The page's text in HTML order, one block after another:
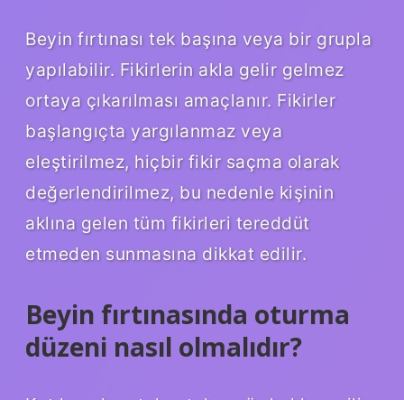
Beyin fırtınası tek başına veya bir grupla
yapılabilir. Fikirlerin akla gelir gelmez
ortaya çıkarılması amaçlanır. Fikirler
başlangıçta yargılanmaz veya
eleştirilmez, hiçbir fikir saçma olarak
değerlendirilmez, bu nedenle kişinin
aklına gelen tüm fikirleri tereddüt
etmeden sunmasına dikkat edilir.
Beyin fırtınasında oturma
düzeni nasıl olmalıdır?